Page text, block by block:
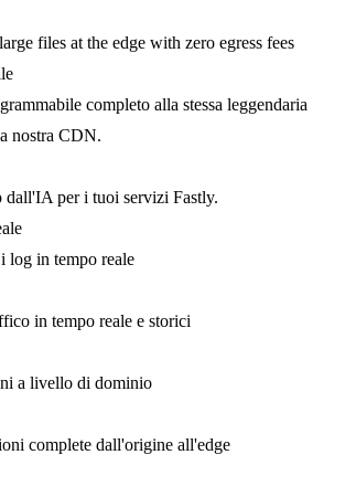
files at the edge with zero egress fees
completo alla stessa leggendaria
nostra CDN.
dall'IA per i tuoi servizi Fastly.
log in tempo reale
in tempo reale e storici
a livello di dominio
complete dall'origine all'edge